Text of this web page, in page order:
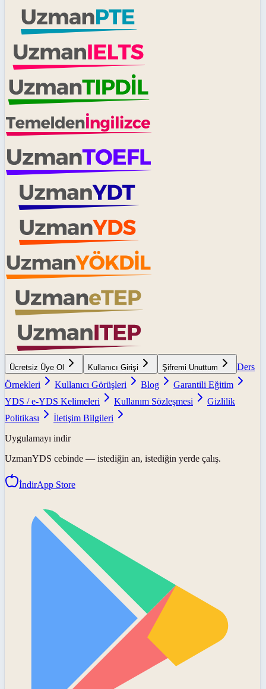
Ücretsiz Üye Ol Kullanıcı Girişi Şifremi Unuttum
Ders
Örnekleri
Kullanıcı Görüşleri Blog
Garantili Eğitim
YDS / e-YDS Kelimeleri
Kullanım Sözleşmesi
Gizlilik
Politikası
İletişim Bilgileri
Uygulamayı indir
UzmanYDS cebinde — istediğin an, istediğin yerde çalış.
İndirApp Store